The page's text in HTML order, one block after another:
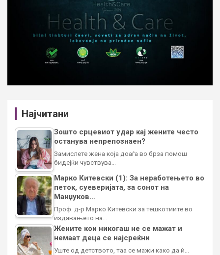
Најчитани
Зошто срцевиот удар кај жените често
останува непрепознаен?
Замислете жена која доаѓа во брза помош
бидејќи чувствува…
Марко Китевски (1): За неработењето во
петок, суеверијата, за сонот на
Манџуков…
Проф. д-р Марко Китевски за тешкотиите во
издавањето на…
Жените кои никогаш не се мажат и
немаат деца се најсреќни
Уште од детството, таа се мажи како да ѝ…